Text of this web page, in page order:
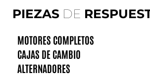
PIEZAS DE
MOTORES COMPLETOS
CAJAS DE CAMBIO
ALTERNADORES